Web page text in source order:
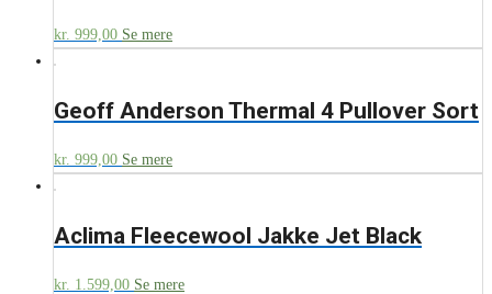
kr. 999,00 Se mere
Geoff Anderson Thermal 4 Pullover Sort
kr. 999,00 Se mere
Aclima Fleecewool Jakke Jet Black
kr. 1.599,00 Se mere